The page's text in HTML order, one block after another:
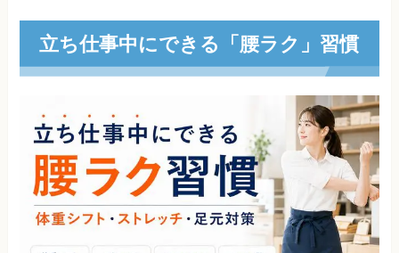
立ち仕事中にできる「腰ラク」習慣